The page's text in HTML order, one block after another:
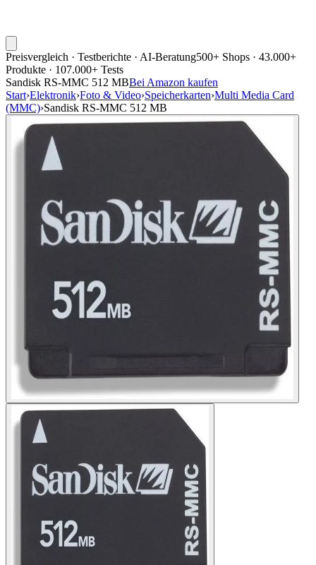
Preisvergleich · Testberichte · AI-Beratung500+ Shops · 43.000+
Produkte · 107.000+ Tests
Sandisk RS-MMC 512 MBBei Amazon kaufen
Start›Elektronik›Foto & Video›Speicherkarten›Multi Media Card
(MMC)›Sandisk RS-MMC 512 MB